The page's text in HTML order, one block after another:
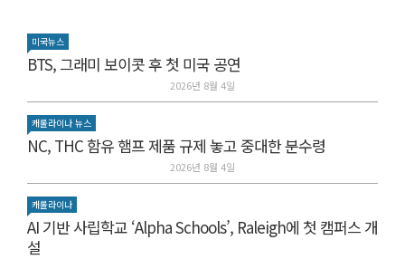
미국뉴스
BTS, 그래미 보이콧 후 첫 미국 공연
2026년 8월 4일
캐롤라이나 뉴스
NC, THC 함유 햄프 제품 규제 놓고 중대한 분수령
2026년 8월 4일
캐롤라이나
AI 기반 사립학교 ‘Alpha Schools’, Raleigh에 첫 캠퍼스 개
설